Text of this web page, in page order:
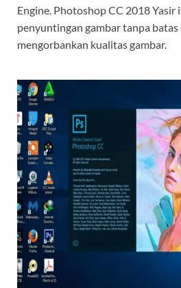
Engine. Photoshop CC 2018 Yasir
penyuntingan gambar tanpa
mengorbankan kualitas gambar.